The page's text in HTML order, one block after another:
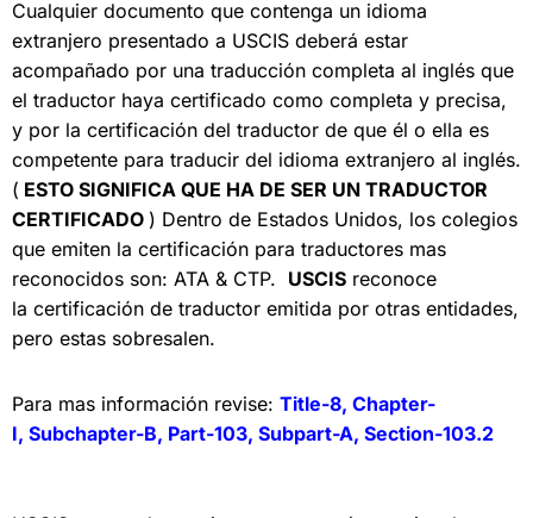
Cualquier documento que contenga un idioma
extranjero presentado a USCIS deberá estar
acompañado por una traducción completa al inglés que
el traductor haya certificado como completa y precisa,
y por la certificación del traductor de que él o ella es
competente para traducir del idioma extranjero al inglés.
( ESTO SIGNIFICA QUE HA DE SER UN TRADUCTOR
CERTIFICADO ) Dentro de Estados Unidos, los colegios
que emiten la certificación para traductores mas
reconocidos son: ATA & CTP. USCIS reconoce
la certificación de traductor emitida por otras entidades,
pero estas sobresalen.
Para mas información revise: Title-8, Chapter-
I, Subchapter-B, Part-103, Subpart-A, Section-103.2